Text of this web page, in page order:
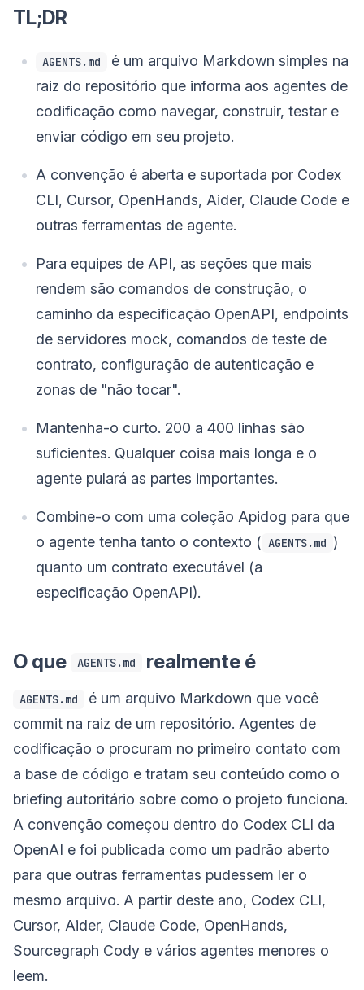
TL;DR
AGENTS.md
é um arquivo Markdown simples na
raiz do repositório que informa aos agentes de
codificação como navegar, construir, testar e
enviar código em seu projeto.
A convenção é aberta e suportada por Codex
CLI, Cursor, OpenHands, Aider, Claude Code e
outras ferramentas de agente.
Para equipes de API, as seções que mais
rendem são comandos de construção, o
caminho da especificação OpenAPI, endpoints
de servidores mock, comandos de teste de
contrato, configuração de autenticação e
zonas de "não tocar".
Mantenha-o curto. 200 a 400 linhas são
suficientes. Qualquer coisa mais longa e o
agente pulará as partes importantes.
Combine-o com uma coleção Apidog para que
o agente tenha tanto o contexto ( AGENTS.md )
quanto um contrato executável (a
especificação OpenAPI).
O que AGENTS.md realmente é
AGENTS.md
é um arquivo Markdown que você
commit na raiz de um repositório. Agentes de
codificação o procuram no primeiro contato com
a base de código e tratam seu conteúdo como o
briefing autoritário sobre como o projeto funciona.
A convenção começou dentro do Codex CLI da
OpenAI e foi publicada como um padrão aberto
para que outras ferramentas pudessem ler o
mesmo arquivo. A partir deste ano, Codex CLI,
Cursor, Aider, Claude Code, OpenHands,
Sourcegraph Cody e vários agentes menores o
leem.